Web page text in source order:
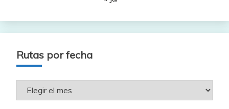
Rutas por fecha
Rutas
por